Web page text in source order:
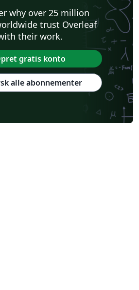
why over 25 million
trust Overleaf
their work.
gratis konto
alle abonnementer